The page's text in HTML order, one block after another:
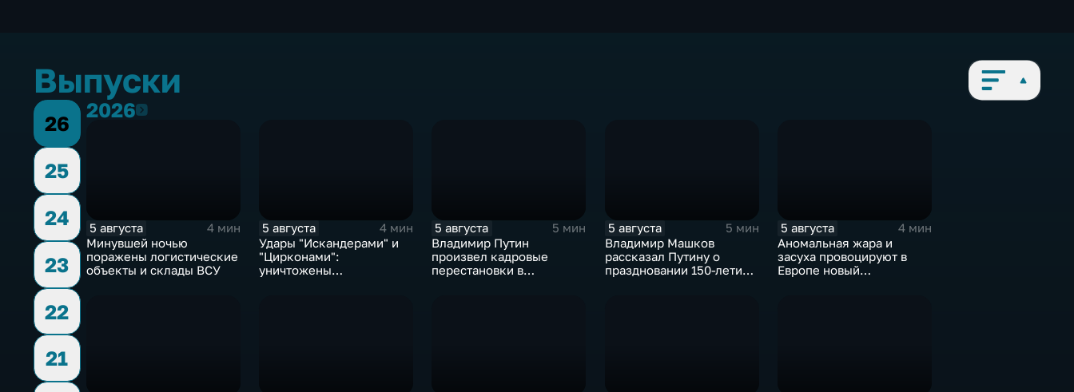
Выпуски
26
25
24
23
22
21
20262026
5 августа
4 мин
Минувшей ночью
поражены логистические
объекты и склады ВСУ
5 августа
4 мин
Удары "Искандерами" и
"Цирконами":
уничтожены
5 августа
5 мин
Владимир Путин
произвел кадровые
перестановки в
5 августа
5 мин
Владимир Машков
рассказал Путину о
праздновании 150-летия
5 августа
4 мин
Аномальная жара и
засуха провоцируют в
Европе новый